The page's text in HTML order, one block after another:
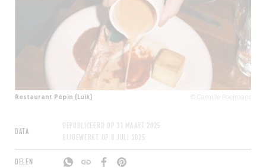
Restaurant Pépin (Luik) © Camille Poelmans
DATA
GEPUBLICEERD OP 31 MAART 2025
BIJGEWERKT OP 8 JULI 2025
DELEN